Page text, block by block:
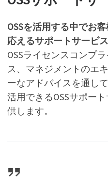
OSSを活用する中でお
応えるサポートサービス
OSSライセンスコンプ
ス、マネジメントのエ
ーなアドバイスを通し
活用できるOSSサポー
供します。